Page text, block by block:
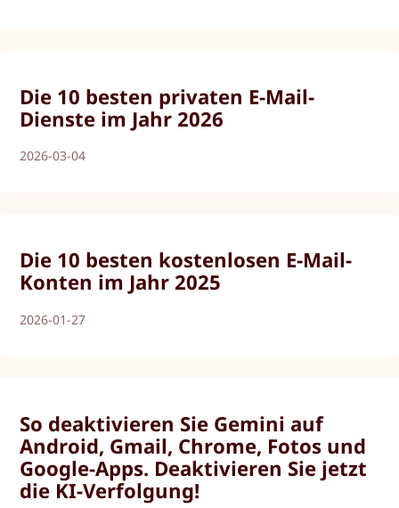
Die 10 besten privaten E-Mail-
Dienste im Jahr 2026
2026-03-04
Die 10 besten kostenlosen E-Mail-
Konten im Jahr 2025
2026-01-27
So deaktivieren Sie Gemini auf
Android, Gmail, Chrome, Fotos und
Google-Apps. Deaktivieren Sie jetzt
die KI-Verfolgung!